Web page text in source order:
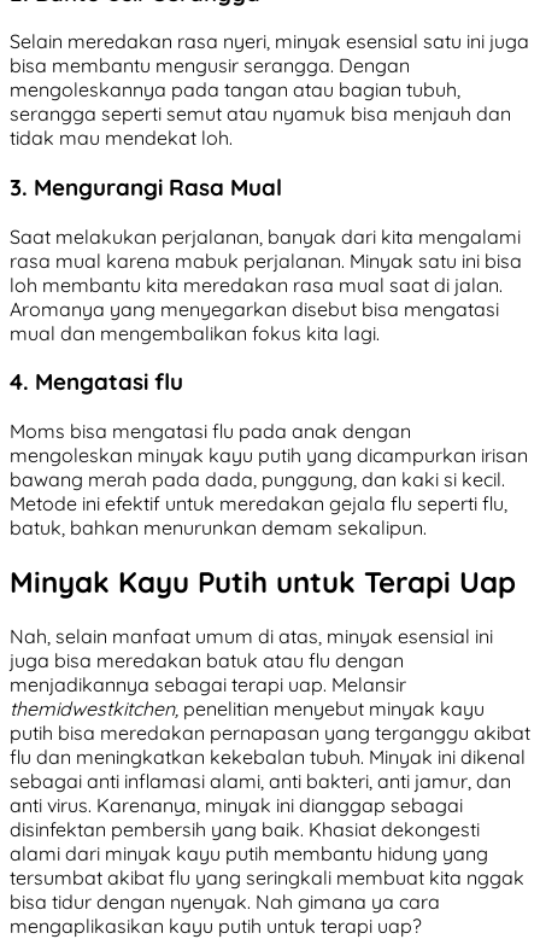
Selain meredakan rasa nyeri, minyak esensial satu ini juga
bisa membantu mengusir serangga. Dengan
mengoleskannya pada tangan atau bagian tubuh,
serangga seperti semut atau nyamuk bisa menjauh dan
tidak mau mendekat loh.
3. Mengurangi Rasa Mual
Saat melakukan perjalanan, banyak dari kita mengalami
rasa mual karena mabuk perjalanan. Minyak satu ini bisa
loh membantu kita meredakan rasa mual saat di jalan.
Aromanya yang menyegarkan disebut bisa mengatasi
mual dan mengembalikan fokus kita lagi.
4. Mengatasi flu
Moms bisa mengatasi flu pada anak dengan
mengoleskan minyak kayu putih yang dicampurkan irisan
bawang merah pada dada, punggung, dan kaki si kecil.
Metode ini efektif untuk meredakan gejala flu seperti flu,
batuk, bahkan menurunkan demam sekalipun.
Minyak Kayu Putih untuk Terapi Uap
Nah, selain manfaat umum di atas, minyak esensial ini
juga bisa meredakan batuk atau flu dengan
menjadikannya sebagai terapi uap. Melansir
themidwestkitchen, penelitian menyebut minyak kayu
putih bisa meredakan pernapasan yang terganggu akibat
flu dan meningkatkan kekebalan tubuh. Minyak ini dikenal
sebagai anti inflamasi alami, anti bakteri, anti jamur, dan
anti virus. Karenanya, minyak ini dianggap sebagai
disinfektan pembersih yang baik. Khasiat dekongesti
alami dari minyak kayu putih membantu hidung yang
tersumbat akibat flu yang seringkali membuat kita nggak
bisa tidur dengan nyenyak. Nah gimana ya cara
mengaplikasikan kayu putih untuk terapi uap?